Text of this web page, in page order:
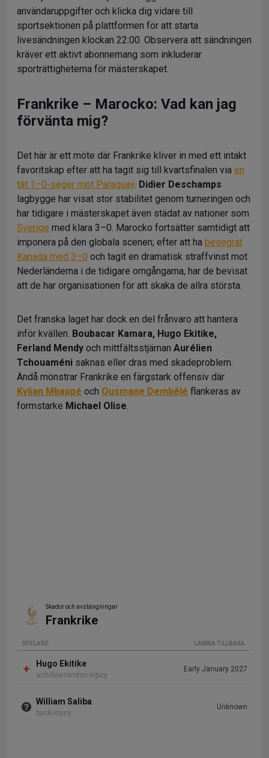
användaruppgifter och klicka dig vidare till
sportsektionen på plattformen för att starta
livesändningen klockan 22:00. Observera att sändningen
kräver ett aktivt abonnemang som inkluderar
sporträttigheterna för mästerskapet.
Frankrike – Marocko: Vad kan jag
förvänta mig?
Det här är ett möte där Frankrike kliver in med ett intakt
favoritskap efter att ha tagit sig till kvartsfinalen via en
tät 1–0-seger mot Paraguay. Didier Deschamps
lagbygge har visat stor stabilitet genom turneringen och
har tidigare i mästerskapet även städat av nationer som
Sverige med klara 3–0. Marocko fortsätter samtidigt att
imponera på den globala scenen; efter att ha besegrat
Kanada med 3–0 och tagit en dramatisk straffvinst mot
Nederländerna i de tidigare omgångarna, har de bevisat
att de har organisationen för att skaka de allra största.
Det franska laget har dock en del frånvaro att hantera
inför kvällen. Boubacar Kamara, Hugo Ekitike,
Ferland Mendy och mittfältsstjärnan Aurélien
Tchouaméni saknas eller dras med skadeproblem.
Ändå mönstrar Frankrike en färgstark offensiv där
Kylian Mbappé och Ousmane Dembélé flankeras av
formstarke Michael Olise.